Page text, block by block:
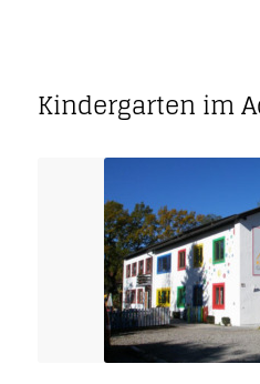
Kindergarten im